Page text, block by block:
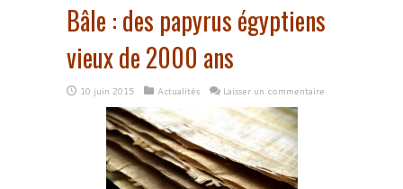
Bâle : des papyrus égyptiens
vieux de 2000 ans
10 juin 2015 Actualités Laisser un commentaire